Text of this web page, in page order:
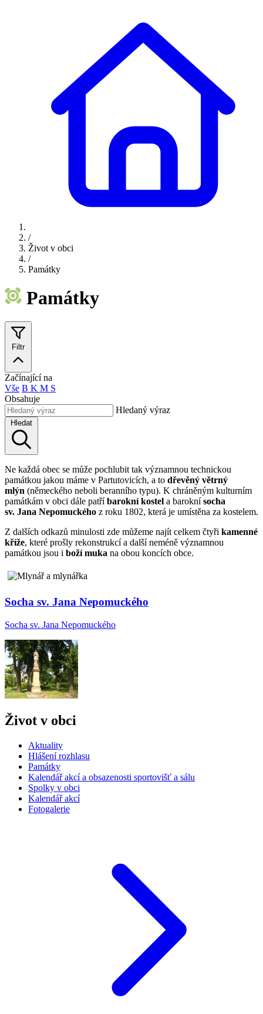
/
Život v obci
/
Památky
Památky
Filtr
Začínající na
Vše B K M S
Obsahuje
Hledaný výraz
Hledat
Ne každá obec se může pochlubit tak významnou technickou
památkou jakou máme v Partutovicích, a to dřevěný větrný
mlýn (německého neboli beranního typu). K chráněným kulturním
památkám v obci dále patříbarokní kostel a baroknísocha
sv. Jana Nepomuckého z roku 1802, která je umístěna za kostelem.
Z dalších odkazů minulosti zde můžeme najít celkem čtyři kamenné
kříže, které prošly rekonstrukcí a další neméně významnou
památkou jsou i boží muka na obou koncích obce.
Socha sv. Jana Nepomuckého
Socha sv. Jana Nepomuckého
Život v obci
Aktuality
Hlášení rozhlasu
Památky
Kalendář akcí a obsazenosti sportovišť a sálu
Spolky v obci
Kalendář akcí
Fotogalerie